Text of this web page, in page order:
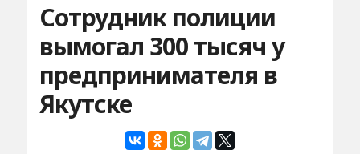
Сотрудник полиции
вымогал 300 тысяч у
предпринимателя в
Якутске